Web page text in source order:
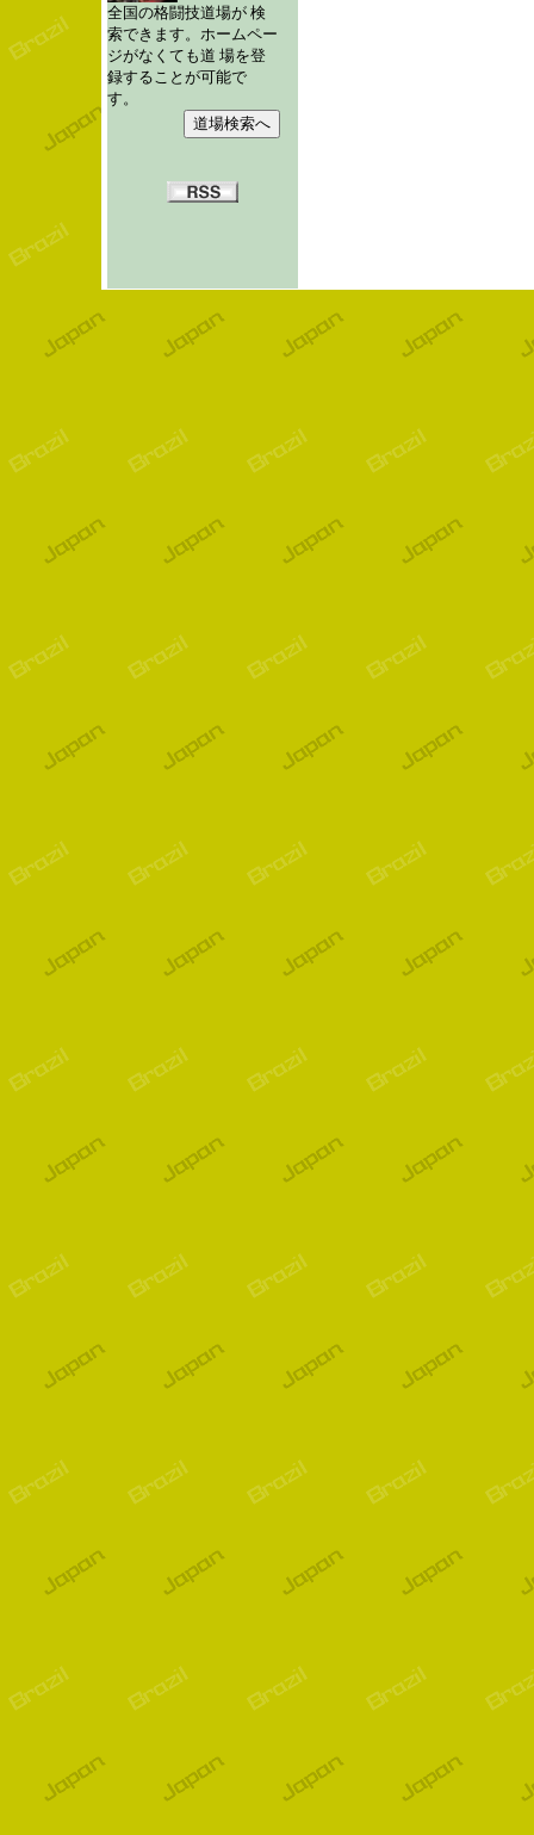
全国の格闘技道場が 検
索できます。ホームペー
ジがなくても道 場を登
録することが可能で
す。